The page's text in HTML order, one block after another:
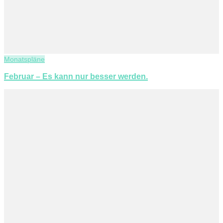
Monatspläne
Februar – Es kann nur besser werden.